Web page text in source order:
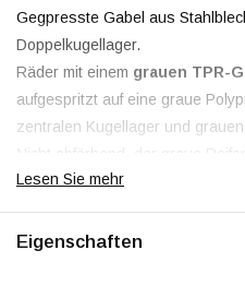
Gegpresste Gabel aus
Doppelkugellager.
Räder mit einem grauen TPR-
aufgespritzt auf eine graue
zentralen Kugellager und
Rabatt ab 40 Stück, siehe
uns für ein Angebot.
Lesen Sie mehr
Eigenschaften